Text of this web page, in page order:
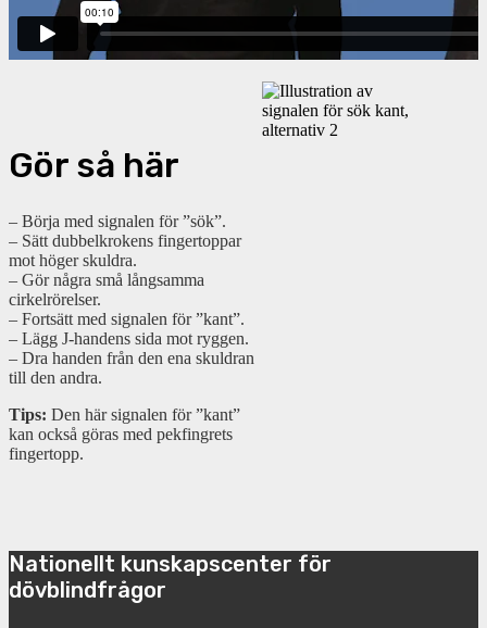
Gör så här
– Börja med signalen för ”sök”.
– Sätt dubbelkrokens fingertoppar
mot höger skuldra.
– Gör några små långsamma
cirkelrörelser.
– Fortsätt med signalen för ”kant”.
– Lägg J-handens sida mot ryggen.
– Dra handen från den ena skuldran
till den andra.
Tips: Den här signalen för ”kant”
kan också göras med pekfingrets
fingertopp.
Nationellt kunskapscenter för
dövblindfrågor